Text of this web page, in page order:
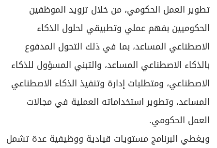
تطوير العمل الحكومي، من خلال تزويد الموظفين
الحكوميين بفهم عملي وتطبيقي لحلول الذكاء
الاصطناعي المساعد، بما في ذلك التحول المدفوع
بالذكاء الاصطناعي المساعد، والتبني المسؤول للذكاء
الاصطناعي، ومتطلبات إدارة وتنفيذ الذكاء الاصطناعي
المساعد، وتطوير استخداماته العملية في مجالات
العمل الحكومي.
ويغطي البرنامج مستويات قيادية ووظيفية عدة تشمل